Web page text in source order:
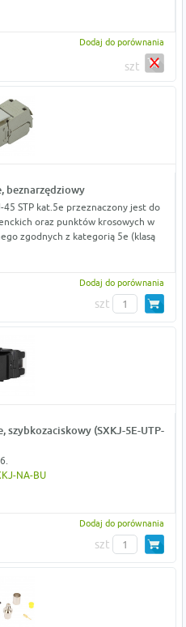
Dodaj do porównania
szt
beznarzędziowy
STP kat.5e przeznaczony jest do
oraz punktów krosowych w
zgodnych z kategorią 5e (klasą
Dodaj do porównania
szt
szybkozaciskowy (SXKJ-5E-UTP-
NA-BU
Dodaj do porównania
szt